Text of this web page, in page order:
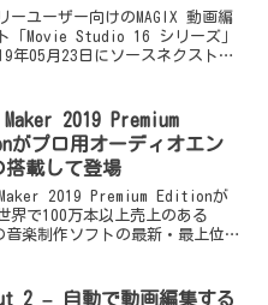
ーユーザー向けのMAGIX 動画編
「Movie Studio 16 シリーズ」
年05月23日にソースネクストよ
相当... 2019 Premium
がプロ用オーディオエン
搭載して登場
2019 Premium Editionが
界で100万本以上売上のある
音楽制作ソフトの最新・最上位版
2 – 自動で動画編集する